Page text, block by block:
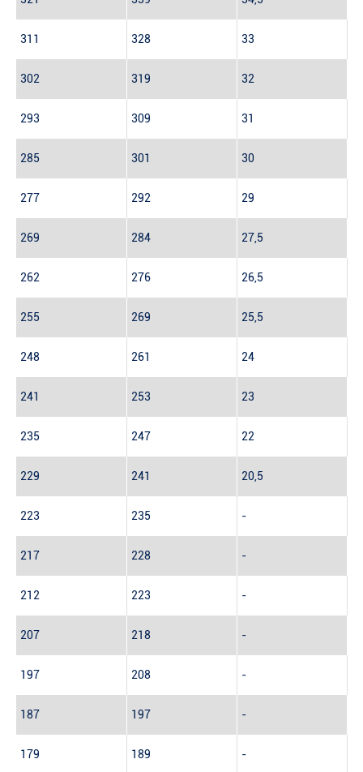
311 328 33
302 319 32
293 309 31
285 301 30
277 292 29
269 284 27,5
262 276 26,5
255 269 25,5
248 261 24
241 253 23
235 247 22
229 241 20,5
223 235 -
217 228 -
212 223 -
207 218 -
197 208 -
187 197 -
179 189 -